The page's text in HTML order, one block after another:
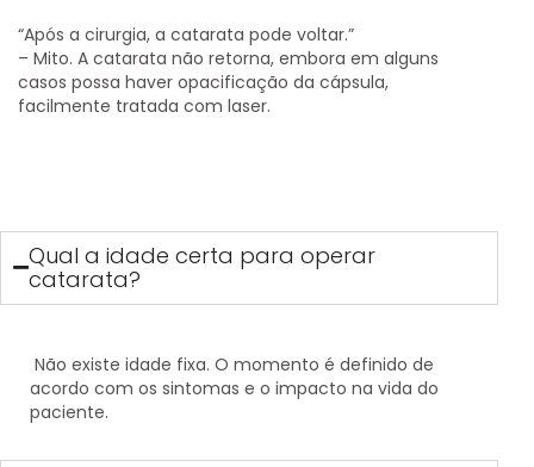
“Após a cirurgia, a catarata pode voltar.”
– Mito. A catarata não retorna, embora em alguns
casos possa haver opacificação da cápsula,
facilmente tratada com laser.
Qual a idade certa para operar
catarata?
Não existe idade fixa. O momento é definido de
acordo com os sintomas e o impacto na vida do
paciente.